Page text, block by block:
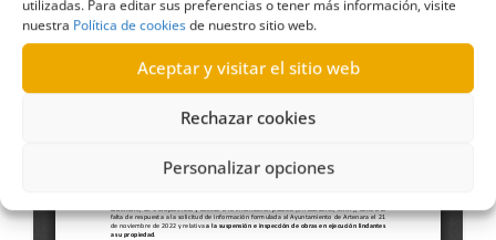
utilizadas. Para editar sus preferencias o tener más información, visite
nuestra Política de cookiesde nuestro sitio web.
Aceptar y visitar el sitio web
Rechazar cookies
Personalizar opciones